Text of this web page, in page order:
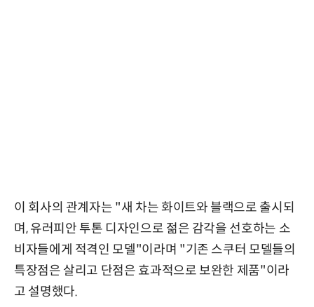
이 회사의 관계자는 "새 차는 화이트와 블랙으로 출시되
며, 유러피안 투톤 디자인으로 젊은 감각을 선호하는 소
비자들에게 적격인 모델"이라며 "기존 스쿠터 모델들의
특장점은 살리고 단점은 효과적으로 보완한 제품"이라
고 설명했다.